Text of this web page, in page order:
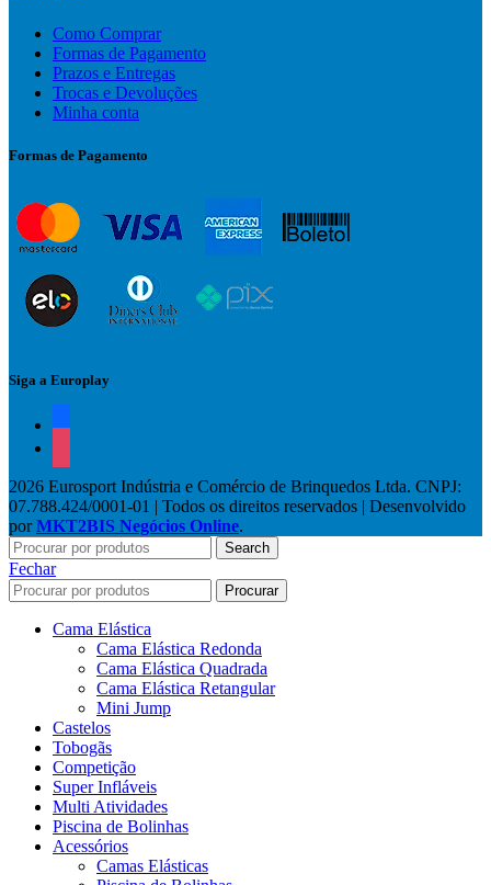
Como Comprar
Formas de Pagamento
Prazos e Entregas
Trocas e Devoluções
Minha conta
Formas de Pagamento
Siga a Europlay
2026 Eurosport Indústria e Comércio de Brinquedos Ltda. CNPJ:
07.788.424/0001-01 | Todos os direitos reservados | Desenvolvido
porMKT2BIS Negócios Online.
Search
Fechar
Procurar
Cama Elástica
Cama Elástica Redonda
Cama Elástica Quadrada
Cama Elástica Retangular
Mini Jump
Castelos
Tobogãs
Competição
Super Infláveis
Multi Atividades
Piscina de Bolinhas
Acessórios
Camas Elásticas